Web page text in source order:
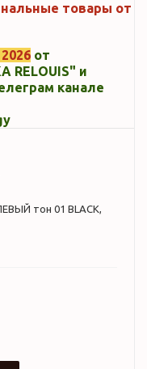
товары от
от
и
канале
тон 01 BLACK,